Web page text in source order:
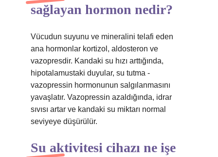
sağlayan hormon nedir?
Vücudun suyunu ve mineralini telafi eden
ana hormonlar kortizol, aldosteron ve
vazopresdir. Kandaki su hızı arttığında,
hipotalamustaki duyular, su tutma -
vazopressin hormonunun salgılanmasını
yavaşlatır. Vazopressin azaldığında, idrar
sıvısı artar ve kandaki su miktarı normal
seviyeye düşürülür.
Su aktivitesi cihazı ne işe